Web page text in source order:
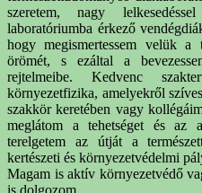
szeretem, nagy
laboratóriumba érkező
hogy megismertessem velük a
örömét, s ezáltal a
rejtelmeibe. Kedvenc
környezetfizika, amelyekről
szakkör keretében vagy
meglátom a tehetséget és az
terelgetem az útját a
kertészeti és környezetvédelmi
Magam is aktív környezetvédő